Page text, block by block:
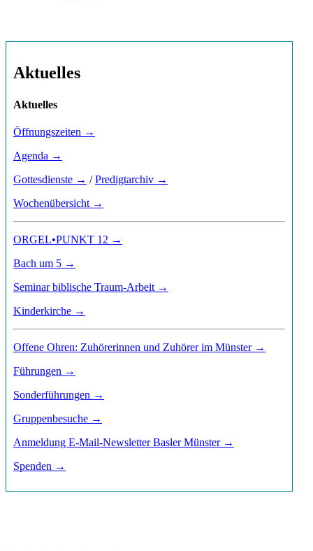
Aktuelles
Aktuelles
Öffnungszeiten →
Agenda →
Gottesdienste → /Predigtarchiv →
Wochenübersicht →
ORGEL•PUNKT 12 →
Bach um 5 →
Seminar biblische Traum-Arbeit →
Kinderkirche →
Offene Ohren: Zuhörerinnen und Zuhörer im Münster →
Führungen →
Sonderführungen →
Gruppenbesuche →
Anmeldung E-Mail-Newsletter Basler Münster →
Spenden →